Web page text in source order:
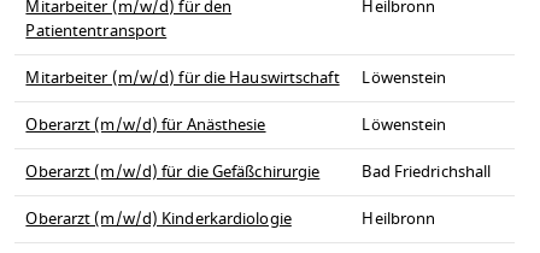
Mitarbeiter (m/w/d) für den
Patiententransport
Heilbronn
Mitarbeiter (m/w/d) für die Hauswirtschaft
Löwenstein
Oberarzt (m/w/d) für Anästhesie
Löwenstein
Oberarzt (m/w/d) für die Gefäßchirurgie
Bad Friedrichshall
Oberarzt (m/w/d) Kinderkardiologie
Heilbronn